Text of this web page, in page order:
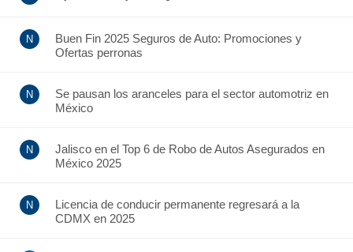
Buen Fin 2025 Seguros de Auto: Promociones y
Ofertas perronas
Se pausan los aranceles para el sector automotriz en
México
Jalisco en el Top 6 de Robo de Autos Asegurados en
México 2025
Licencia de conducir permanente regresará a la
CDMX en 2025